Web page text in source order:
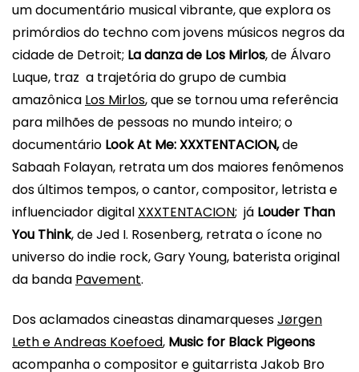
um documentário musical vibrante, que explora os
primórdios do techno com jovens músicos negros da
cidade de Detroit; La danza de Los Mirlos, de Álvaro
Luque, traz a trajetória do grupo de cumbia
amazônica Los Mirlos, que se tornou uma referência
para milhões de pessoas no mundo inteiro; o
documentário Look At Me: XXXTENTACION,de
Sabaah Folayan, retrata um dos maiores fenômenos
dos últimos tempos, o cantor, compositor, letrista e
influenciador digital XXXTENTACION; já Louder Than
You Think, de Jed I. Rosenberg, retrata o ícone no
universo do indie rock, Gary Young, baterista original
da banda Pavement.
Dos aclamados cineastas dinamarquesesJørgen
Leth e Andreas Koefoed, Music for Black Pigeons
acompanha o compositor e guitarrista Jakob Bro